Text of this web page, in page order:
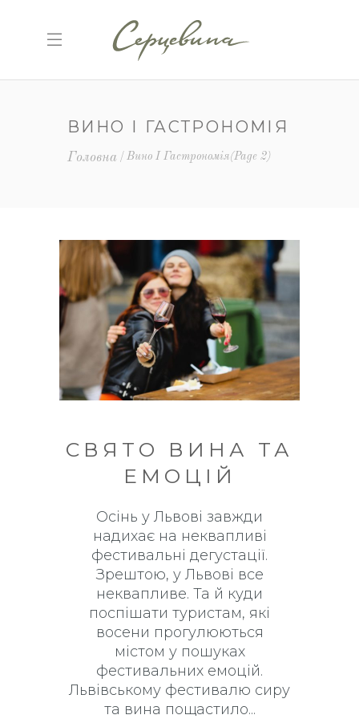
ВИНО І ГАСТРОНОМІЯ
Головна Вино І Гастрономія(Page 2)
СВЯТО ВИНА ТА
ЕМОЦІЙ
Осінь у Львові завжди
надихає на неквапливі
фестивальні дегустації.
Зрештою, у Львові все
неквапливе. Та й куди
поспішати туристам, які
восени прогулюються
містом у пошуках
фестивальних емоцій.
Львівському фестивалю сиру
та вина пощастило